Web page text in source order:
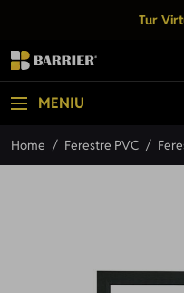
Tur
MENIU
Home / Ferestre PVC /